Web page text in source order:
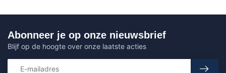
Abonneer je op onze nieuwsbrief
Blijf op de hoogte over onze laatste acties